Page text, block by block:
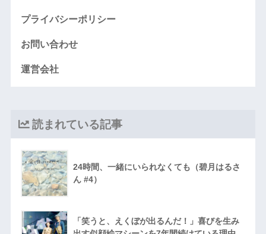
プライバシーポリシー
お問い合わせ
運営会社
読まれている記事
24時間、一緒にいられなくても（碧月はるさ
ん #4）
「笑うと、えくぼが出るんだ！」喜びを生み